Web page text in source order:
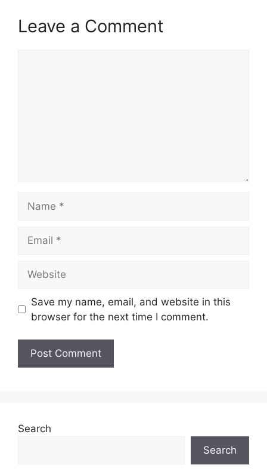
Leave a Comment
Save my name, email, and website in this
browser for the next time I comment.
Search
Search